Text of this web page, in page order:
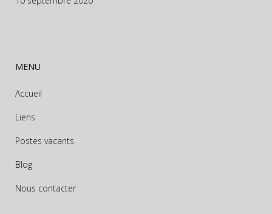
MENU
Accueil
Liens
Postes vacants
Blog
Nous contacter